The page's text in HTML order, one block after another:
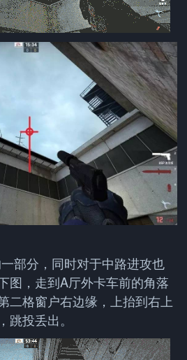
部分，同时对于中路进攻也
图，走到A厅外卡车前的角落
二格窗户右边缘，上抬到右上
投丢出。